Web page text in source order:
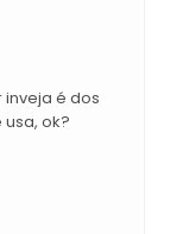
é dos
ok?